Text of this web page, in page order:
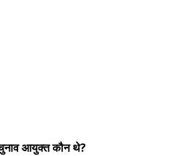
आयुक्त कौन थे?